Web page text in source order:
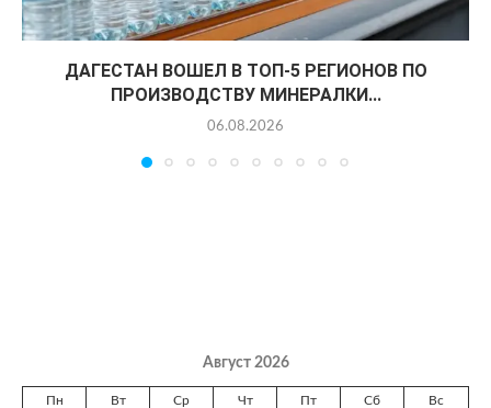
ДАГЕСТАН ВОШЕЛ В ТОП-5 РЕГИОНОВ ПО
ПРОИЗВОДСТВУ МИНЕРАЛКИ...
06.08.2026
Август 2026
Пн Вт Ср Чт Пт Сб Вс